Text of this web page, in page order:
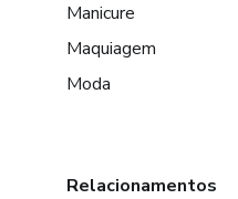
Manicure
Maquiagem
Moda
Relacionamentos